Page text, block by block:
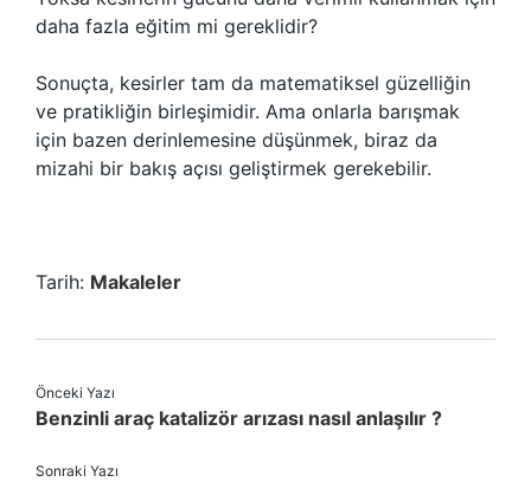
daha fazla eğitim mi gereklidir?
Sonuçta, kesirler tam da matematiksel güzelliğin
ve pratikliğin birleşimidir. Ama onlarla barışmak
için bazen derinlemesine düşünmek, biraz da
mizahi bir bakış açısı geliştirmek gerekebilir.
Tarih: Makaleler
Önceki Yazı
Benzinli araç katalizör arızası nasıl anlaşılır ?
Sonraki Yazı